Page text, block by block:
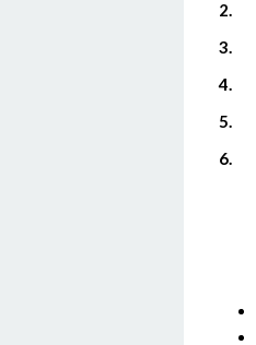
2.
3.
4.
5.
6.